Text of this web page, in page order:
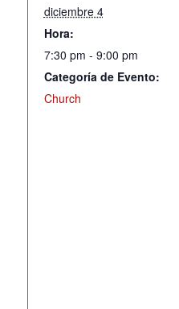
diciembre 4
Hora:
7:30 pm - 9:00 pm
Categoría de Evento:
Church